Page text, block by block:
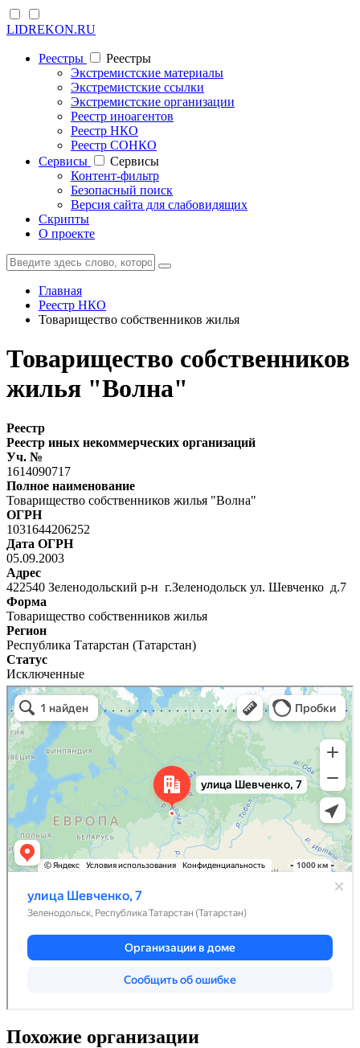
LIDREKON.RU
Реестры
Реестры
Экстремистские материалы
Экстремистские ссылки
Экстремистские организации
Реестр иноагентов
Реестр НКО
Реестр СОНКО
Cервисы
Cервисы
Контент-фильтр
Безопасный поиск
Версия сайта для слабовидящих
Скрипты
О проекте
Главная
Реестр НКО
Товарищество собственников жилья
Товарищество собственников
жилья "Волна"
Реестр
Реестр иных некоммерческих организаций
Уч. №
1614090717
Полное наименование
Товарищество собственников жилья "Волна"
ОГРН
1031644206252
Дата ОГРН
05.09.2003
Адрес
422540 Зеленодольский р-н г.Зеленодольск ул. Шевченко д.7
Форма
Товарищество собственников жилья
Регион
Республика Татарстан (Татарстан)
Статус
Исключенные
Похожие организации